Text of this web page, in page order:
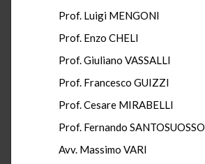
Prof. Luigi MENGONI
Prof. Enzo CHELI
Prof. Giuliano VASSALLI
Prof. Francesco GUIZZI
Prof. Cesare MIRABELLI
Prof. Fernando SANTOSUOSSO
Avv. Massimo VARI